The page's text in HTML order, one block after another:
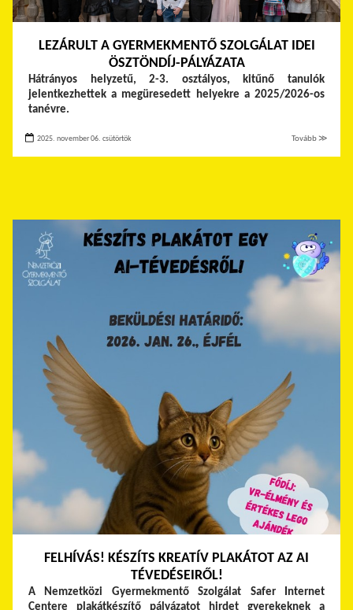
LEZÁRULT A GYERMEKMENTŐ SZOLGÁLAT IDEI
ÖSZTÖNDÍJ-PÁLYÁZATA
Hátrányos helyzetű, 2-3. osztályos, kitűnő tanulók
jelentkezhettek a megüresedett helyekre a 2025/2026-os
tanévre.
2025. november 06. csütörtök Tovább ≫
FELHÍVÁS! KÉSZÍTS KREATÍV PLAKÁTOT AZ AI
TÉVEDÉSEIRŐL!
A Nemzetközi Gyermekmentő Szolgálat Safer Internet
Centere plakátkészítő pályázatot hirdet gyerekeknek a